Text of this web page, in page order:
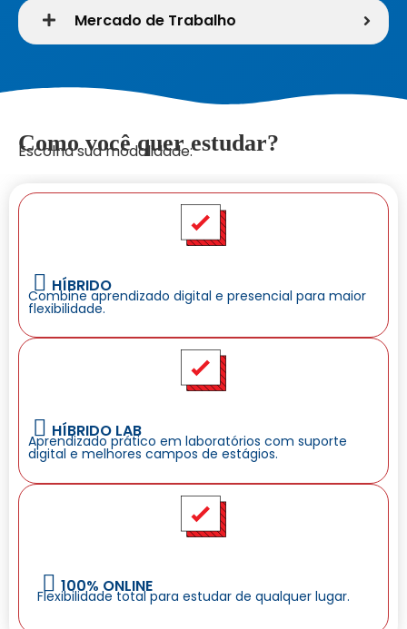
Mercado de Trabalho
Como você quer estudar?
Escolha sua modalidade:
HÍBRIDO
Combine aprendizado digital e presencial para maior
flexibilidade.
HÍBRIDO LAB
Aprendizado prático em laboratórios com suporte
digital e melhores campos de estágios.
100% ONLINE
Flexibilidade total para estudar de qualquer lugar.